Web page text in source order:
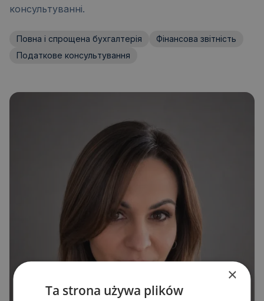
консультуванні.
Повна і спрощена бухгалтерія
Фінансова звітність
Податкове консультування
×
Ta strona używa plików